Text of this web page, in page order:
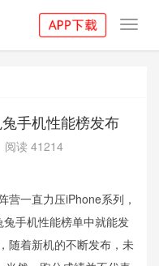
手机性能榜发布
阅读 41214
营一直力压iPhone系列，
手机性能榜单中就能发
随着新机的不断发布，未